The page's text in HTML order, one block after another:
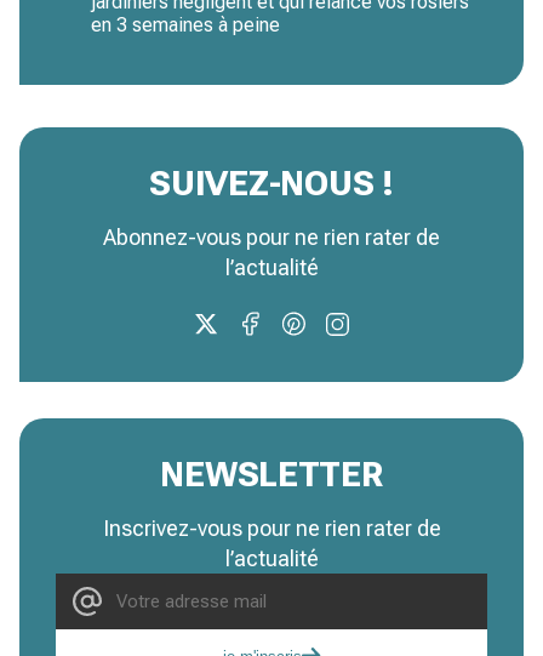
en 3 semaines à peine
SUIVEZ-NOUS !
Abonnez-vous pour ne rien rater de
l’actualité
NEWSLETTER
Inscrivez-vous pour ne rien rater de
l’actualité